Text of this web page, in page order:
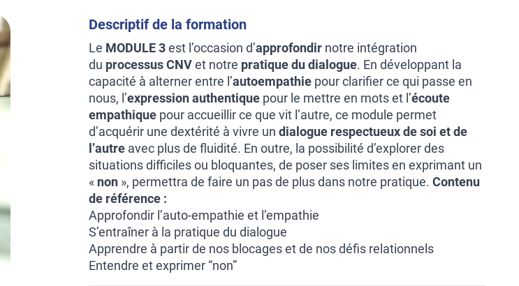
Descriptif de la formation
Le MODULE 3est l’occasion d’approfondir notre intégration
du processus CNVet notre pratique du dialogue. En développant la
capacité à alterner entre l’autoempathie pour clarifier ce qui passe en
nous, l’expression authentique pour le mettre en mots et l’écoute
empathique pour accueillir ce que vit l’autre, ce module permet
d’acquérir une dextérité à vivre un dialogue respectueux de soi et de
l’autre avec plus de fluidité. En outre, la possibilité d’explorer des
situations difficiles ou bloquantes, de poser ses limites en exprimant un
« non », permettra de faire un pas de plus dans notre pratique. Contenu
de référence :
Approfondir l’auto-empathie et l’empathie
S’entraîner à la pratique du dialogue
Apprendre à partir de nos blocages et de nos défis relationnels
Entendre et exprimer “non”